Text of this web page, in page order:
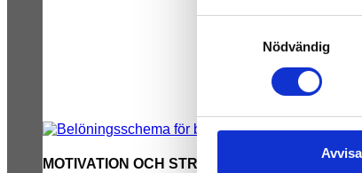
Nödvändig
Avvisa
MOTIVATION OCH STRUKTUR